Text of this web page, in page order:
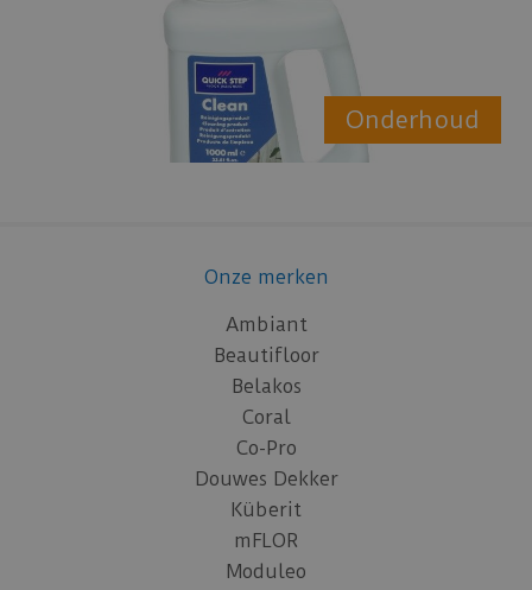
Onderhoud
Onze merken
Ambiant
Beautifloor
Belakos
Coral
Co-Pro
Douwes Dekker
Küberit
mFLOR
Moduleo